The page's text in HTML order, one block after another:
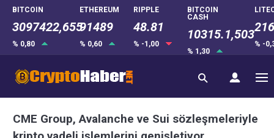
BITCOIN
3097422,655
% 0,80
ETHEREUM
91489
% 0,60
RIPPLE
48.81
% -1,00
BITCOIN
CASH
10315.1,503
% 1,30
% -
CME Group, Avalanche ve Sui sözleşmeleriyle